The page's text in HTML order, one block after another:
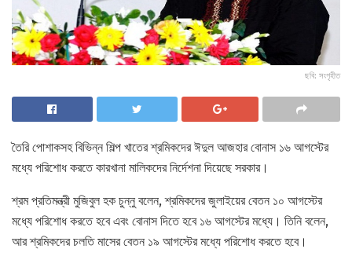
ছবি: সংগৃহীত
তৈরি পোশাকসহ বিভিন্ন শিল্প খাতের শ্রমিকদের ঈদুল আজহার বোনাস ১৬ আগস্টের
মধ্যে পরিশোধ করতে কারখানা মালিকদের নির্দেশনা দিয়েছে সরকার।
শ্রম প্রতিমন্ত্রী মুজিবুল হক চুন্নু বলেন, শ্রমিকদের জুলাইয়ের বেতন ১০ আগস্টের
মধ্যে পরিশোধ করতে হবে এবং বোনাস দিতে হবে ১৬ আগস্টের মধ্যে। তিনি বলেন,
আর শ্রমিকদের চলতি মাসের বেতন ১৯ আগস্টের মধ্যে পরিশোধ করতে হবে।